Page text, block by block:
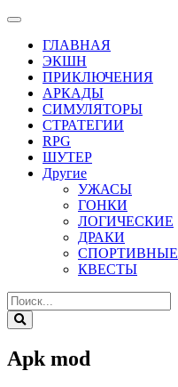
ГЛАВНАЯ
ЭКШН
ПРИКЛЮЧЕНИЯ
АРКАДЫ
СИМУЛЯТОРЫ
СТРАТЕГИИ
RPG
ШУТЕР
Другие
УЖАСЫ
ГОНКИ
ЛОГИЧЕСКИЕ
ДРАКИ
СПОРТИВНЫЕ
КВЕСТЫ
Apk mod